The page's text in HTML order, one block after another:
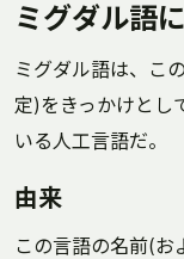
ミグダル語
ミグダル語は、こ
定)をきっかけとし
いる人工言語だ。
由来
この言語の名前(お